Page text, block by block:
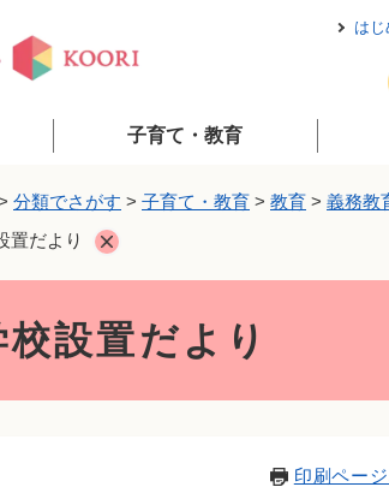
メ
は
子育て・教育
分類でさがす > 子育て・教育 > 教育 > 義務教
置だより
設置だより
印刷ペー